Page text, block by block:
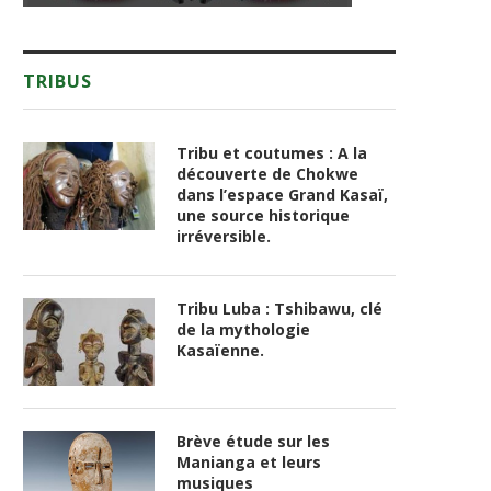
TRIBUS
Tribu et coutumes : A la
découverte de Chokwe
dans l’espace Grand Kasaï,
une source historique
irréversible.
Tribu Luba : Tshibawu, clé
de la mythologie
Kasaïenne.
Brève étude sur les
Manianga et leurs
musiques